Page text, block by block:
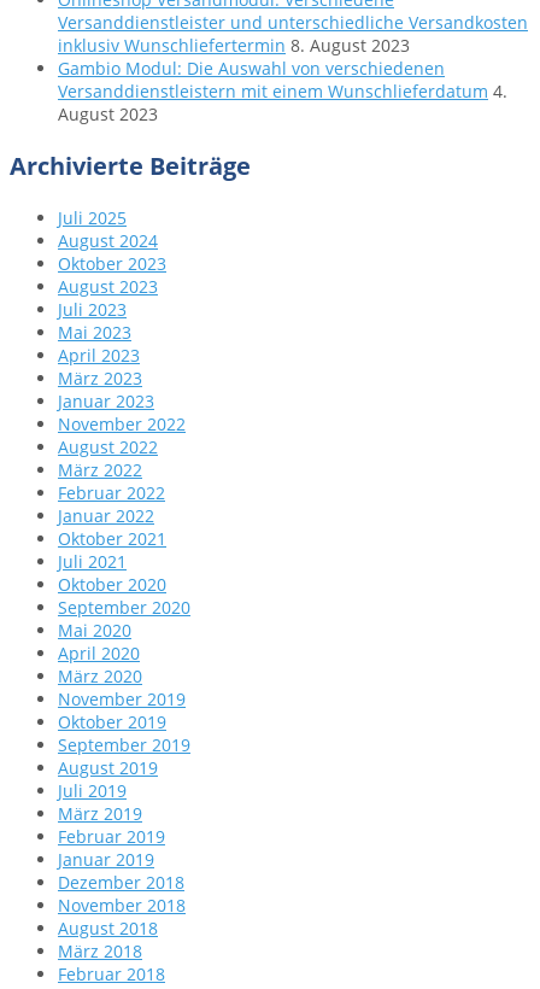
Versanddienstleister und unterschiedliche Versandkosten
inklusiv Wunschliefertermin 8. August 2023
Gambio Modul: Die Auswahl von verschiedenen
Versanddienstleistern mit einem Wunschlieferdatum 4.
August 2023
Archivierte Beiträge
Juli 2025
August 2024
Oktober 2023
August 2023
Juli 2023
Mai 2023
April 2023
März 2023
Januar 2023
November 2022
August 2022
März 2022
Februar 2022
Januar 2022
Oktober 2021
Juli 2021
Oktober 2020
September 2020
Mai 2020
April 2020
März 2020
November 2019
Oktober 2019
September 2019
August 2019
Juli 2019
März 2019
Februar 2019
Januar 2019
Dezember 2018
November 2018
August 2018
März 2018
Februar 2018